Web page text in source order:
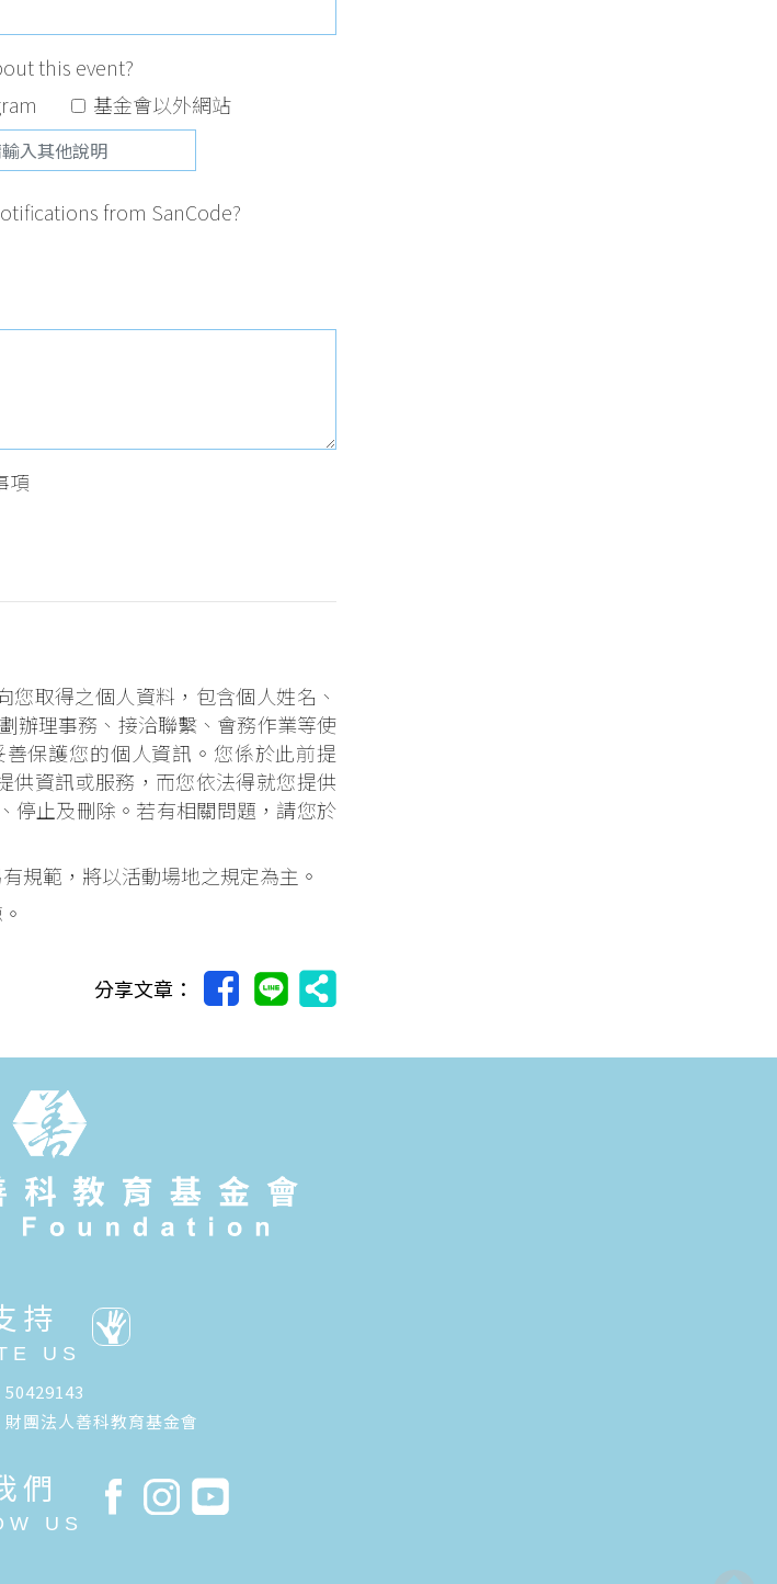
this event?
基金會以外網站
from SanCode?
項
取得之個人資料，包含個人姓名、
辦理事務、接洽聯繫、會務作業等使
保護您的個人資訊。您係於此前提
供資訊或服務，而您依法得就您提供
停止及刪除。若有相關問題，請您於
規範，將以活動場地之規定為主。
分享文章：
持
US
團法人善科教育基金會
們
US